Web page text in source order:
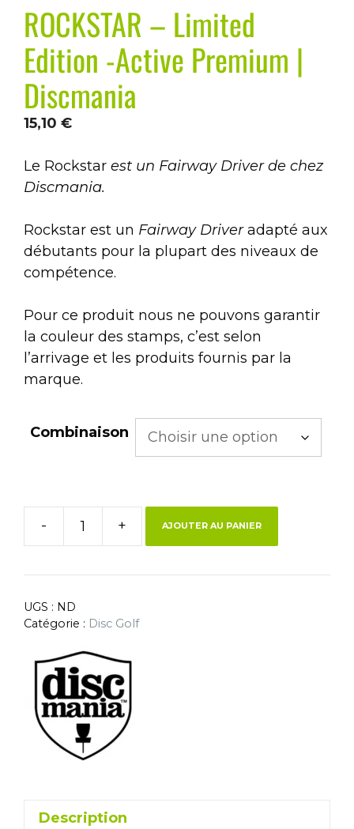
ROCKSTAR – Limited
Edition -Active Premium |
Discmania
15,10 €
Le Rockstar est un Fairway Driver de chez
Discmania.
Rockstar est un Fairway Driveradapté aux
débutants pour la plupart des niveaux de
compétence.
Pour ce produit nous ne pouvons garantir
la couleur des stamps, c’est selon
l’arrivage et les produits fournis par la
marque.
Combinaison
- + AJOUTER AU PANIER
UGS : ND
Catégorie : Disc Golf
Description